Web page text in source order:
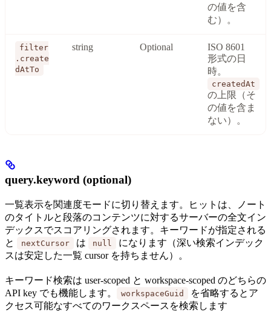
の値を含
む）。
filter
.create
dAtTo
string Optional
ISO 8601
形式の日
時。
createdAt
の上限（そ
の値を含ま
ない）。
query.keyword (optional)
一覧表示を関連度モードに切り替えます。ヒットは、ノート
のタイトルと段落のコンテンツに対するサーバーの全文イン
デックスでスコアリングされます。キーワードが指定される
と
nextCursor は null
になります（深い検索インデック
スは安定した一覧 cursor を持ちません）。
キーワード検索は user-scoped と workspace-scoped のどちらの
API key でも機能します。
workspaceGuid
を省略するとア
クセス可能なすべてのワークスペースを検索します